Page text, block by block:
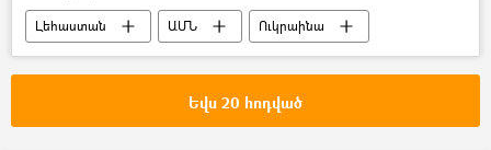
Լեհաստան ԱՄՆ
Ուկրաինա
Ջո Բայդեն
Պատերազմ
Եվս 20 հոդված